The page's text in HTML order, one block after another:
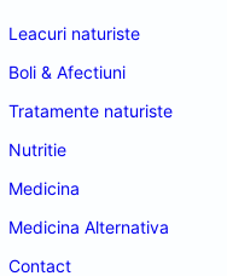
Leacuri naturiste
Boli & Afectiuni
Tratamente naturiste
Nutritie
Medicina
Medicina Alternativa
Contact